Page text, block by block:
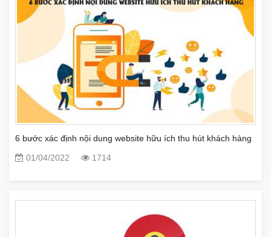
6 bước xác định nội dung website hữu ích thu hút khách hàng
01/04/2022
1714